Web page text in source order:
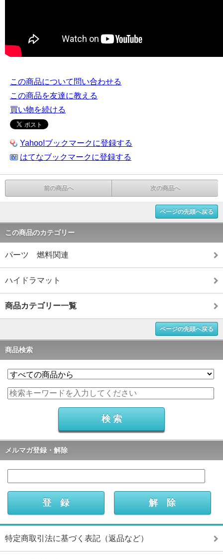
この商品について問い合わせる
この商品を友達に教える
買い物を続ける
Yahoo!ブックマークに登録する
はてなブックマークに登録する
前の商品へ 次の商品へ
ページの先頭へ戻る
この商品のカテゴリー
パーツ 燃料関連
ハイドラマット
商品カテゴリー一覧
ページの先頭へ戻る
商品検索
メルマガ登録・解除
特定商取引法に基づく表記（返品など）